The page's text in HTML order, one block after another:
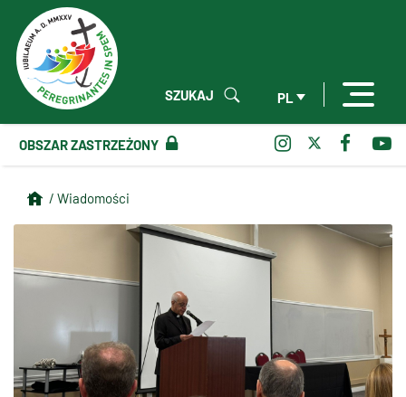
PL
SZUKAJ
OBSZAR ZASTRZEŻONY
/ Wiadomości